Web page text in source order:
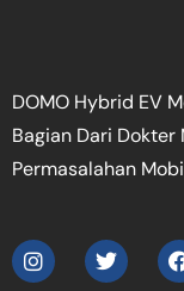
DOMO Hybrid EV
Bagian Dari Dokter
Permasalahan